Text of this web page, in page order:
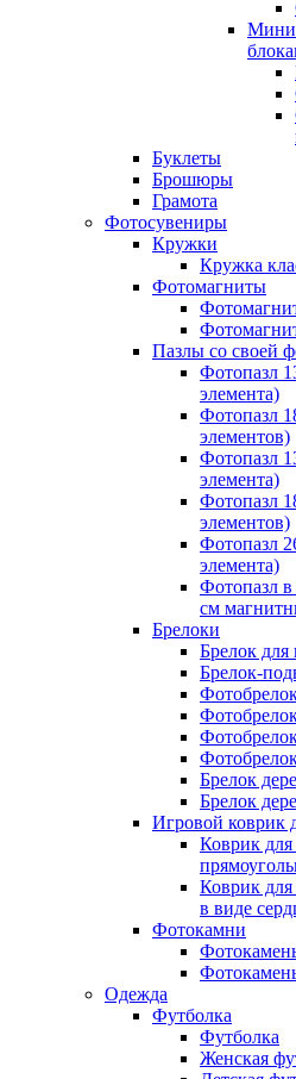
Мини
Буклеты
Брошюры
Грамота
Фотосувениры
Кружки
Кружка
Фотомагниты
Пазлы со своей
Фотопазл
элемента)
Фотопазл
элементов)
Фотопазл
элемента)
Фотопазл
элементов)
Фотопазл
элемента)
Фотопазл в
см
Брелоки
Брелок
Брелок-
Брелок
Брелок
Игровой коврик
Коврик
Коврик
в виде
Фотокамни
Одежда
Футболка
Футболка
Женская